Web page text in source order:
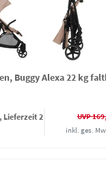
Buggy Alexa 22 kg
Lieferzeit 2
UVP
inkl. ges.